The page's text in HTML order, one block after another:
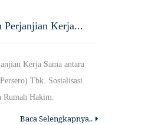
Perjanjian Kerja...
Kerja Sama antara
Tbk. Sosialisasi
Rumah Hakim.
Baca Selengkapnya..